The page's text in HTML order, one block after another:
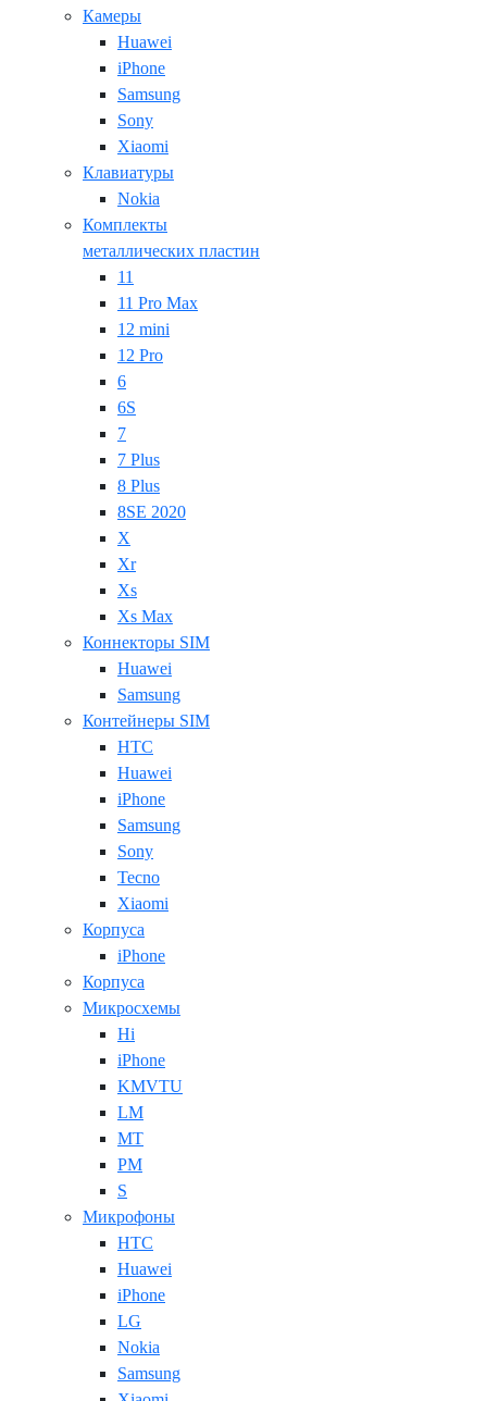
Камеры
Huawei
iPhone
Samsung
Sony
Xiaomi
Клавиатуры
Nokia
Комплекты
металлических пластин
11
11 Pro Max
12 mini
12 Pro
6
6S
7
7 Plus
8 Plus
8SE 2020
X
Xr
Xs
Xs Max
Коннекторы SIM
Huawei
Samsung
Контейнеры SIM
HTC
Huawei
iPhone
Samsung
Sony
Tecno
Xiaomi
Корпуса
iPhone
Корпуса
Микросхемы
Hi
iPhone
KMVTU
LM
MT
PM
S
Микрофоны
HTC
Huawei
iPhone
LG
Nokia
Samsung